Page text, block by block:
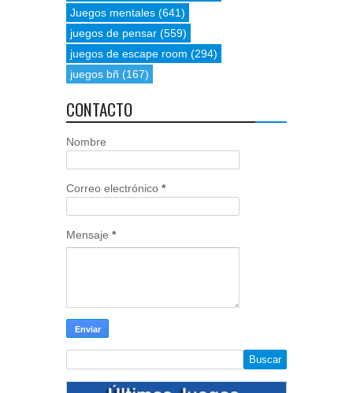
Juegos mentales (641)
juegos de pensar (559)
juegos de escape room (294)
juegos bñ (167)
CONTACTO
Nombre
Correo electrónico *
Mensaje *